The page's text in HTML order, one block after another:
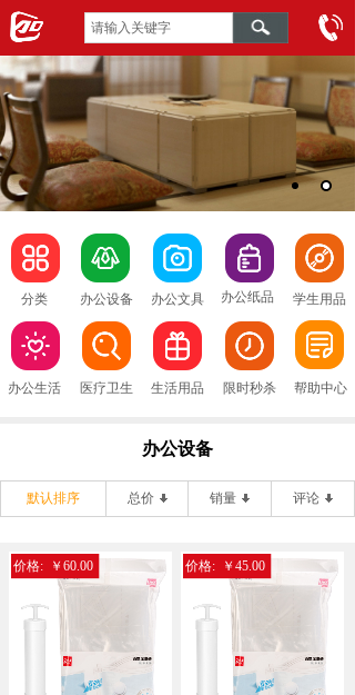
分类 办公设备 办公文具 办公纸品 学生用品
限时秒杀 帮助中心
办公生活 生活用品
医疗卫生
办公设备
默认排序 总价 销量 评论
价格: ￥60.00 价格: ￥45.00